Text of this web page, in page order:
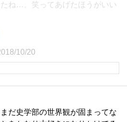
ね…。笑ってあげたほうがいい
10/20
だ史学部の世界観が固まってな